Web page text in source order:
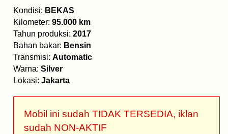
Kondisi: BEKAS
Kilometer: 95.000 km
Tahun produksi: 2017
Bahan bakar: Bensin
Transmisi: Automatic
Warna: Silver
Lokasi: Jakarta
Mobil ini sudah TIDAK TERSEDIA, iklan
sudah NON-AKTIF